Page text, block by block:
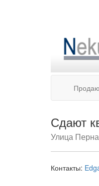
Сдают
Улица
Контакты: